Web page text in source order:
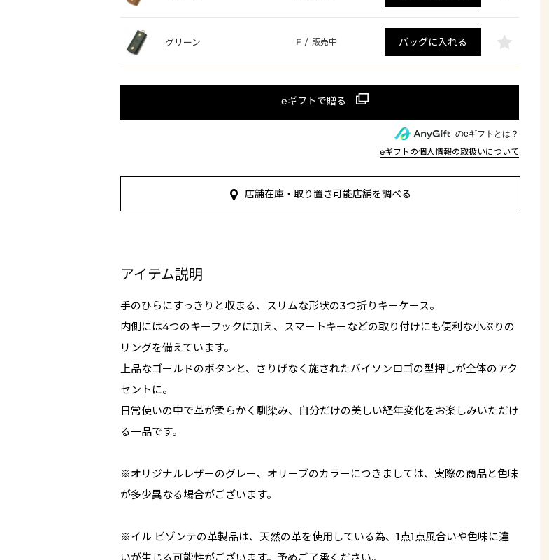
グリーン F / 販売中 バッグに入れる
のeギフトとは？
eギフトの個人情報の取扱いについて
店舗在庫・取り置き可能店舗を調べる
アイテム説明
手のひらにすっきりと収まる、スリムな形状の3つ折りキーケース。
内側には4つのキーフックに加え、スマートキーなどの取り付けにも便利な小ぶりの
リングを備えています。
上品なゴールドのボタンと、さりげなく施されたバイソンロゴの型押しが全体のアク
セントに。
日常使いの中で革が柔らかく馴染み、自分だけの美しい経年変化をお楽しみいただけ
る一品です。
※オリジナルレザーのグレー、オリーブのカラーにつきましては、実際の商品と色味
が多少異なる場合がございます。
※イル ビゾンテの革製品は、天然の革を使用している為、1点1点風合いや色味に違